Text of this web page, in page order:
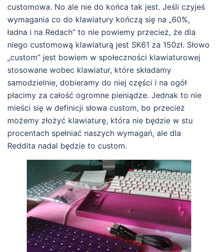
customowa. No ale nie do końca tak jest. Jeśli czyjeś
wymagania co do klawiatury kończą się na „60%,
ładna i na Redach” to nie powiemy przecież, że dla
niego customową klawiaturą jest SK61 za 150zł. Słowo
„custom” jest bowiem w społeczności klawiaturowej
stosowane wobec klawiatur, które składamy
samodzielnie, dobieramy do niej części i na ogół
płacimy za całość ogromne pieniądze. Jednak to nie
mieści się w definicji słowa custom, bo przecież
możemy złożyć klawiaturę, która nie będzie w stu
procentach spełniać naszych wymagań, ale dla
Reddita nadal będzie to custom.